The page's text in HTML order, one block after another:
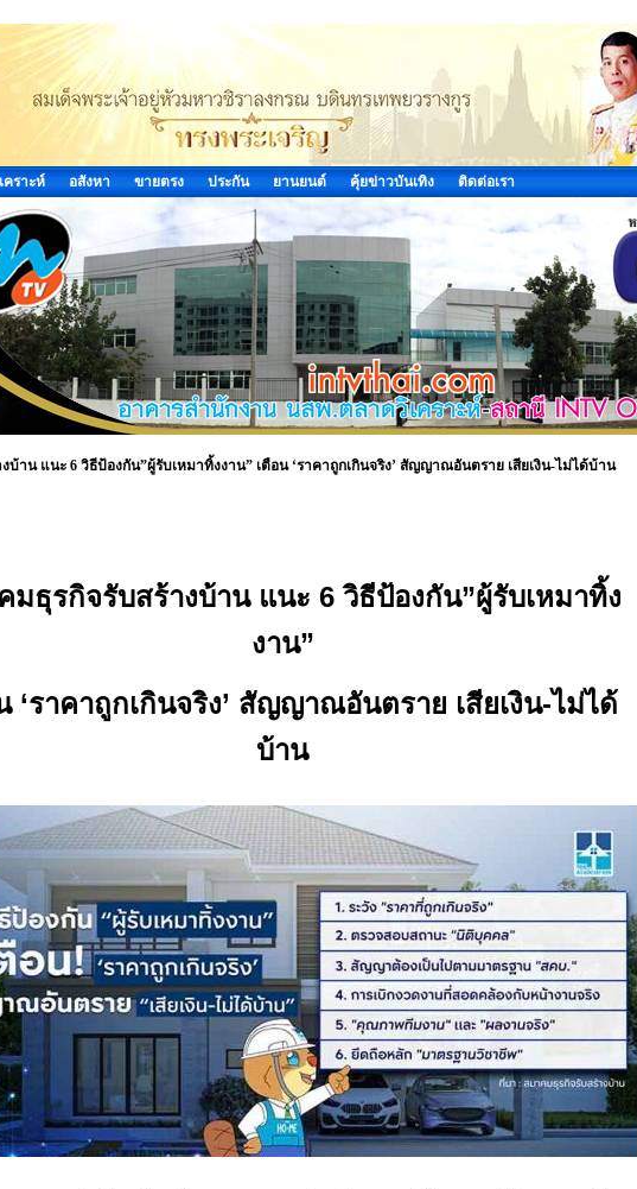
คราะห์ อสังหา ขายตรง ประกัน ยานยนต์ คุ้ยข่าวบันเทิง ติดต่อเรา
บ้าน แนะ 6 วิธีป้องกัน”ผู้รับเหมาทิ้งงาน” เตือน ‘ราคาถูกเกินจริง’ สัญญาณอันตราย เสียเงิน-ไม่ได้บ้าน
มธุรกิจรับสร้างบ้าน แนะ 6วิธีป้องกัน”ผู้รับเหมาทิ้ง
งาน”
‘ราคาถูกเกินจริง’ สัญญาณอันตราย เสียเงิน-ไม่ได้
บ้าน